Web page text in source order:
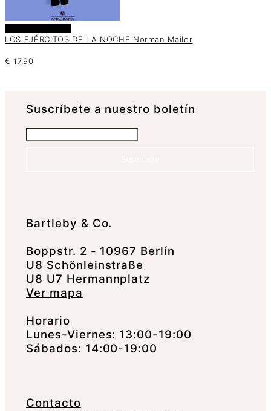
LOS EJÉRCITOS DE LA NOCHE Norman Mailer
€ 17.90
Suscrí­bete a nuestro boletín
Bartleby & Co.
Boppstr. 2 - 10967 Berlín
U8 Schönleinstraße
U8 U7 Hermannplatz
Ver mapa
Horario
Lunes-Viernes: 13:00-19:00
Sábados: 14:00-19:00
Contacto